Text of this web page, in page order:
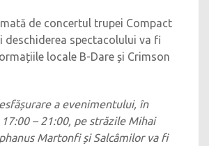
de concertul trupei Compact
deschiderea spectacolului va fi
locale B-Dare și Crimson
a evenimentului, în
– 21:00, pe străzile Mihai
Martonfi și Salcâmilor va fi